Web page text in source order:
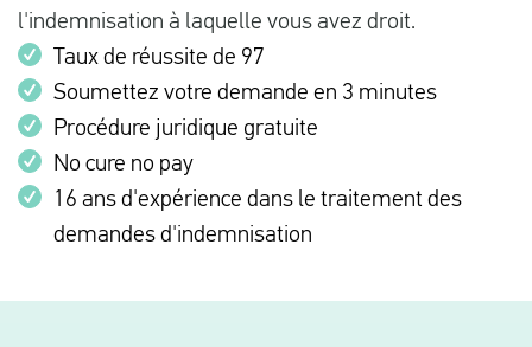
l'indemnisation à laquelle vous avez droit.
Taux de réussite de 97
Soumettez votre demande en 3 minutes
Procédure juridique gratuite
No cure no pay
16 ans d'expérience dans le traitement des
demandes d'indemnisation